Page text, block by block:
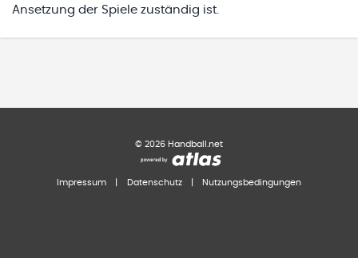
Ansetzung der Spiele zuständig ist.
© 2026 Handball.net
Impressum Datenschutz Nutzungsbedingungen